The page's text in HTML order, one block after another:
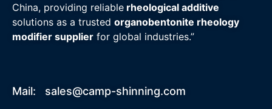
China, providing reliable rheological additive
solutions as a trusted organobentonite rheology
modifier supplier for global industries.”
Mail: sales@camp-shinning.com